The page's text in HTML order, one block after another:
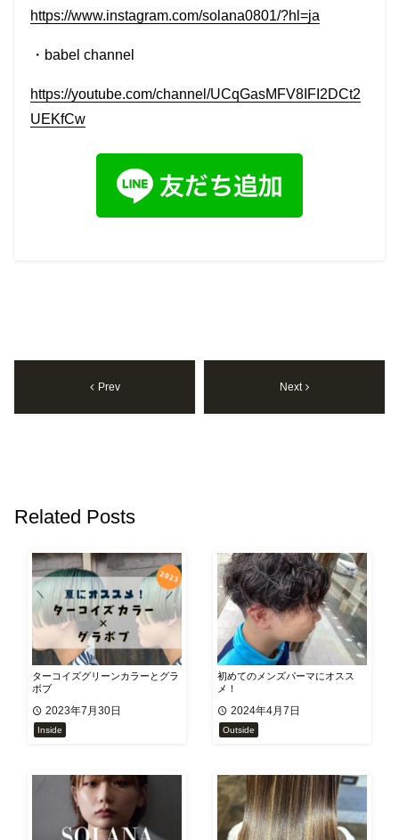
https://www.instagram.com/solana0801/?hl=ja
・ babel channel
https://youtube.com/channel/UCqGasMFV8IFI2DCt2
UEKfCw
Prev Next
Related Posts
ターコイズグリーンカラーとグラ
ボブ
2023年7月30日
Inside
初めてのメンズパーマにオスス
メ！
2024年4月7日
Outside